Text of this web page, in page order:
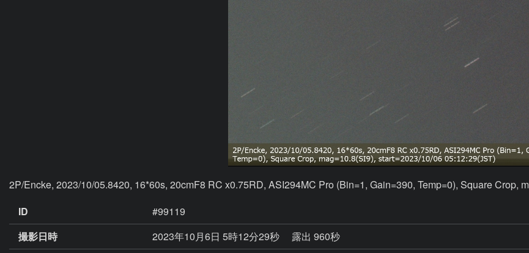
2P/Encke, 2023/10/05.8420, 16*60s, 20cmF8 RC x0.75RD, ASI294MC Pro (Bin=1, Gain=390, Temp=0), Square Crop,
ID
#99119
撮影日時
2023年10月6日 5時12分29秒
露出 960秒